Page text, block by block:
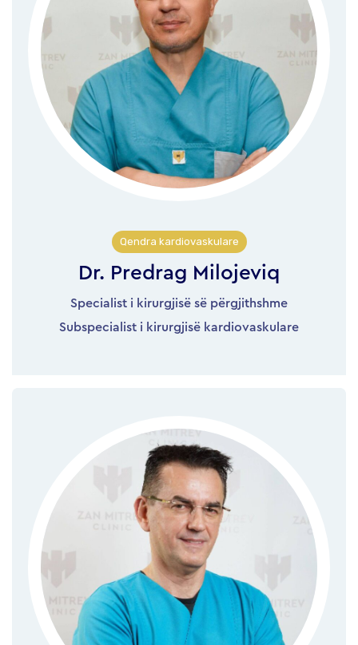
Qendra kardiovaskulare
Dr. Predrag Milojeviq
Specialist i kirurgjisë së përgjithshme
Subspecialist i kirurgjisë kardiovaskulare